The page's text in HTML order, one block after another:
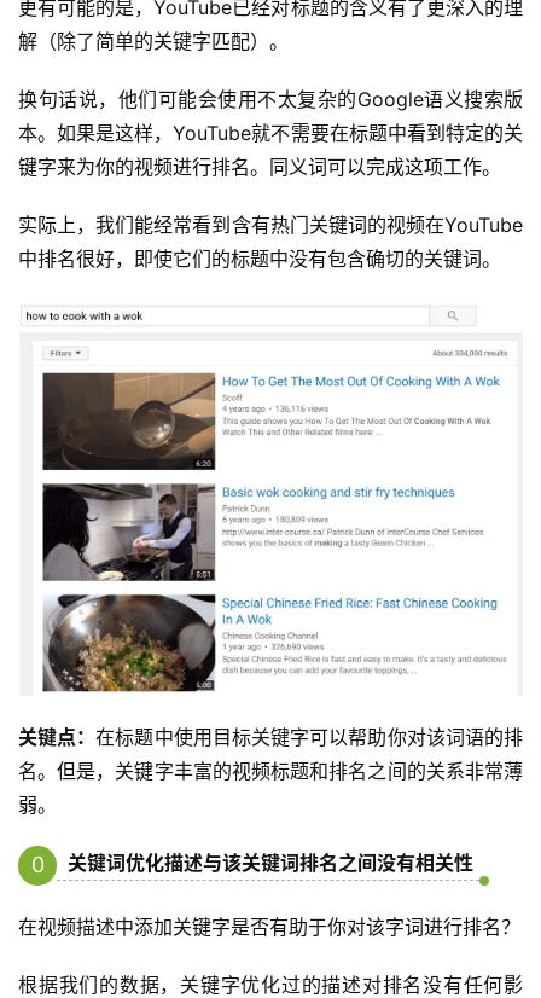
更有可能的是，YouTube已经对标题的含义有了更深入的理
解（除了简单的关键字匹配）。
换句话说，他们可能会使用不太复杂的Google语义搜索版
本。如果是这样，YouTube就不需要在标题中看到特定的关
键字来为你的视频进行排名。同义词可以完成这项工作。
实际上，我们能经常看到含有热门关键词的视频在YouTube
中排名很好，即使它们的标题中没有包含确切的关键词。
关键点：在标题中使用目标关键字可以帮助你对该词语的排
名。但是，关键字丰富的视频标题和排名之间的关系非常薄
弱。
0
关键词优化描述与该关键词排名之间没有相关性
在视频描述中添加关键字是否有助于你对该字词进行排名？
根据我们的数据，关键字优化过的描述对排名没有任何影